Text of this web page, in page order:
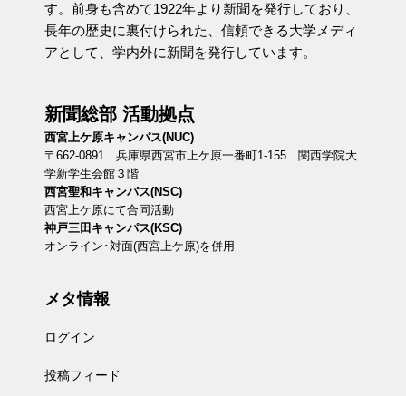
す。前身も含めて1922年より新聞を発行しており、
長年の歴史に裏付けられた、信頼できる大学メディ
アとして、学内外に新聞を発行しています。
新聞総部 活動拠点
西宮上ケ原キャンパス(NUC)
〒662-0891 兵庫県西宮市上ケ原一番町1-155 関西学院大
学新学生会館３階
西宮聖和キャンパス(NSC)
西宮上ケ原にて合同活動
神戸三田キャンパス(KSC)
オンライン･対面(西宮上ケ原)を併用
メタ情報
ログイン
投稿フィード